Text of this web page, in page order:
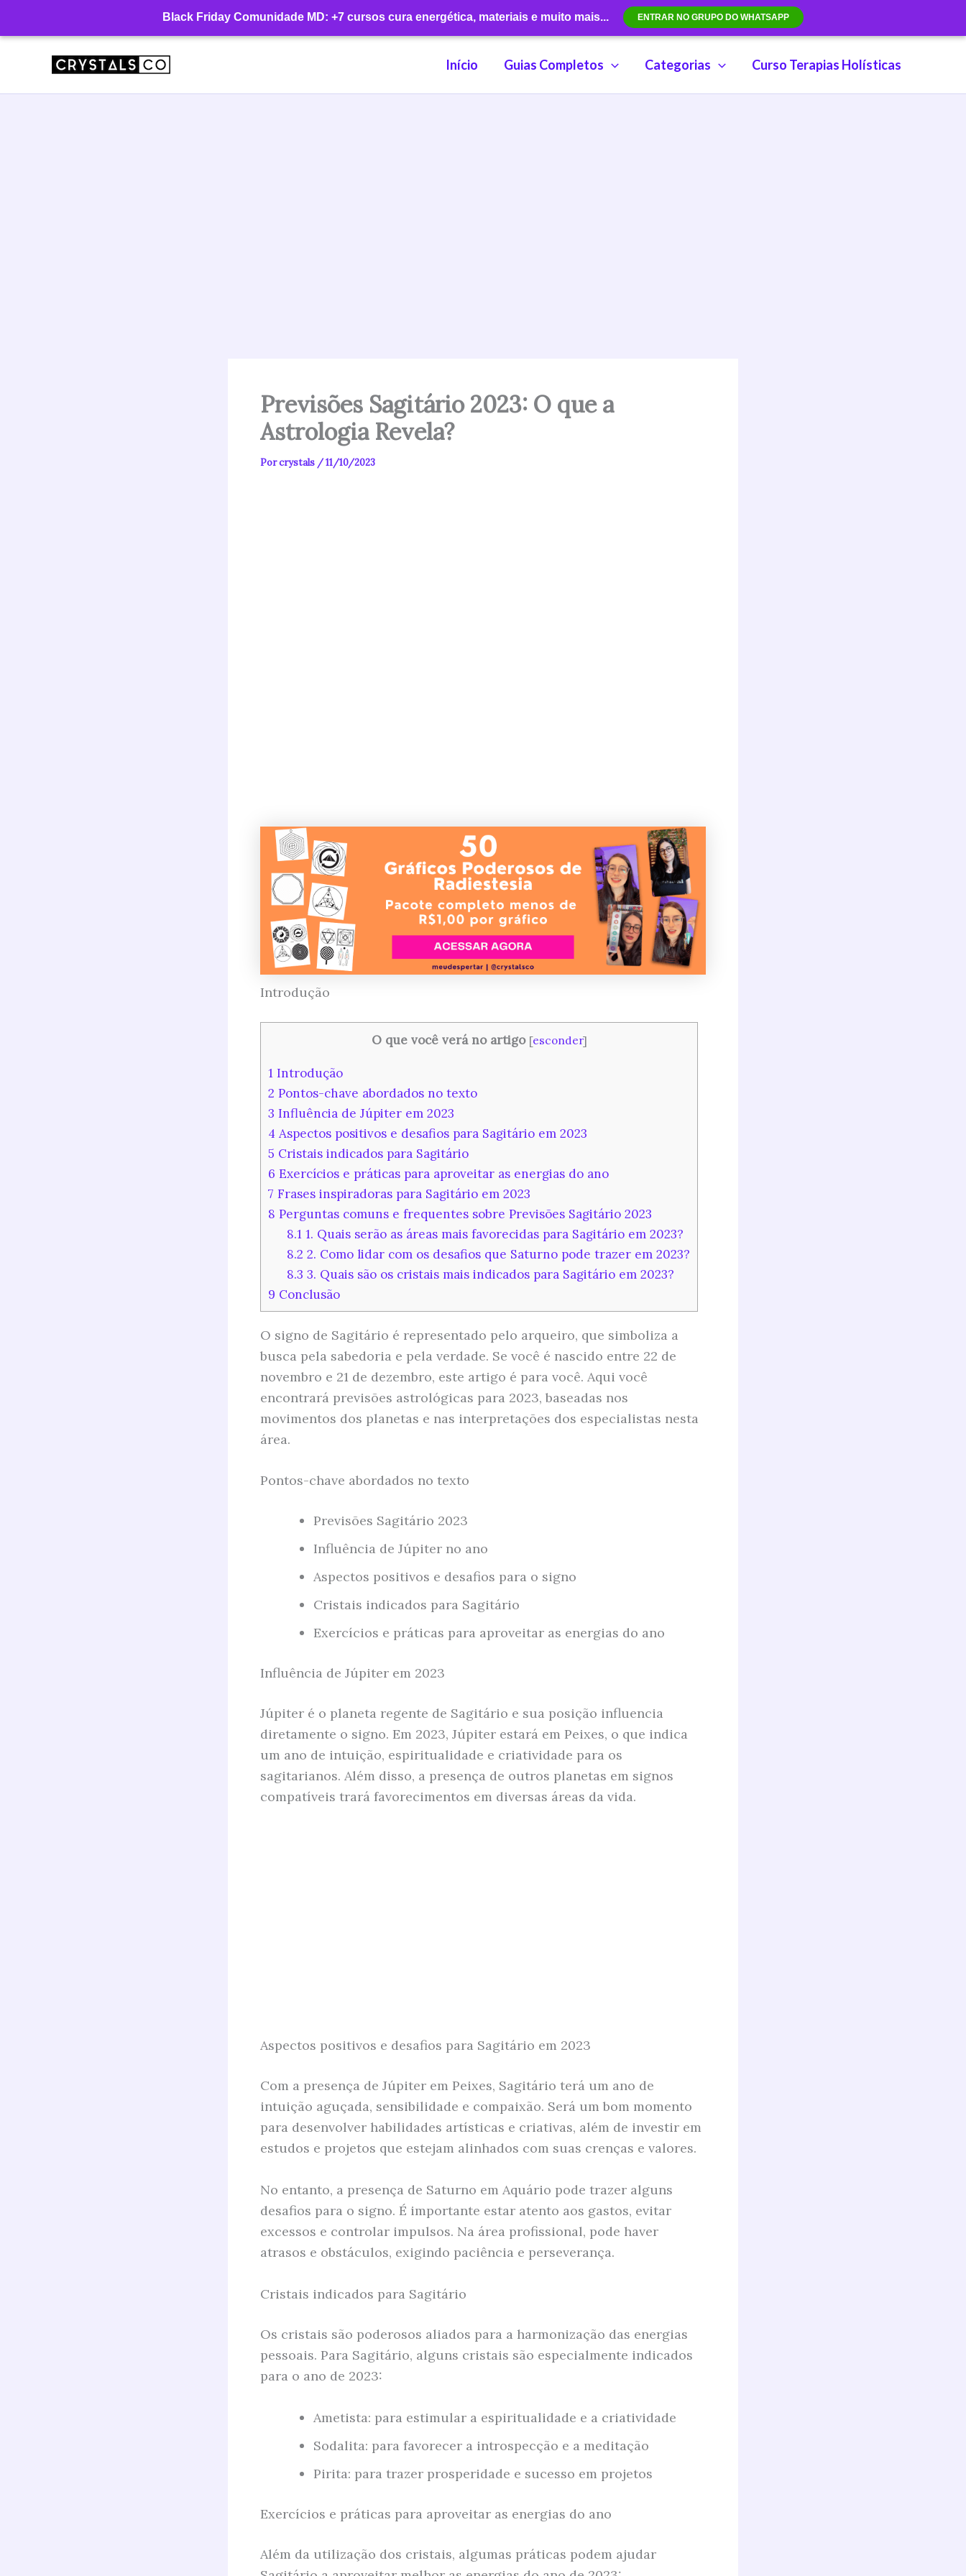
Black Friday Comunidade MD: +7 cursos cura energética, materiais e muito mais... ENTRAR NO GRUPO DO WHATSAPP
conteúdo
Início Guias Completos Categorias Curso Terapias Holísticas
Previsões Sagitário 2023: O que a
Astrologia Revela?
Porcrystals /11/10/2023
Introdução
O que você verá no artigo [esconder]
1 Introdução
2 Pontos-chave abordados no texto
3 Influência de Júpiter em 2023
4 Aspectos positivos e desafios para Sagitário em 2023
5 Cristais indicados para Sagitário
6 Exercícios e práticas para aproveitar as energias do ano
7 Frases inspiradoras para Sagitário em 2023
8 Perguntas comuns e frequentes sobre Previsões Sagitário 2023
8.11. Quais serão as áreas mais favorecidas para Sagitário em 2023?
8.2 2. Como lidar com os desafios que Saturno pode trazer em 2023?
8.3 3. Quais são os cristais mais indicados para Sagitário em 2023?
9 Conclusão
O signo de Sagitário é representado pelo arqueiro, que simboliza a
busca pela sabedoria e pela verdade. Se você é nascido entre 22 de
novembro e 21 de dezembro, este artigo é para você. Aqui você
encontrará previsões astrológicas para 2023, baseadas nos
movimentos dos planetas e nas interpretações dos especialistas nesta
área.
Pontos-chave abordados no texto
Previsões Sagitário 2023
Influência de Júpiter no ano
Aspectos positivos e desafios para o signo
Cristais indicados para Sagitário
Exercícios e práticas para aproveitar as energias do ano
Influência de Júpiter em 2023
Júpiter é o planeta regente de Sagitário e sua posição influencia
diretamente o signo. Em 2023, Júpiter estará em Peixes, o que indica
um ano de intuição, espiritualidade e criatividade para os
sagitarianos. Além disso, a presença de outros planetas em signos
compatíveis trará favorecimentos em diversas áreas da vida.
Aspectos positivos e desafios para Sagitário em 2023
Com a presença de Júpiter em Peixes, Sagitário terá um ano de
intuição aguçada, sensibilidade e compaixão. Será um bom momento
para desenvolver habilidades artísticas e criativas, além de investir em
estudos e projetos que estejam alinhados com suas crenças e valores.
No entanto, a presença de Saturno em Aquário pode trazer alguns
desafios para o signo. É importante estar atento aos gastos, evitar
excessos e controlar impulsos. Na área profissional, pode haver
atrasos e obstáculos, exigindo paciência e perseverança.
Cristais indicados para Sagitário
Os cristais são poderosos aliados para a harmonização das energias
pessoais. Para Sagitário, alguns cristais são especialmente indicados
para o ano de 2023:
Ametista: para estimular a espiritualidade e a criatividade
Sodalita: para favorecer a introspecção e a meditação
Pirita: para trazer prosperidade e sucesso em projetos
Exercícios e práticas para aproveitar as energias do ano
Além da utilização dos cristais, algumas práticas podem ajudar